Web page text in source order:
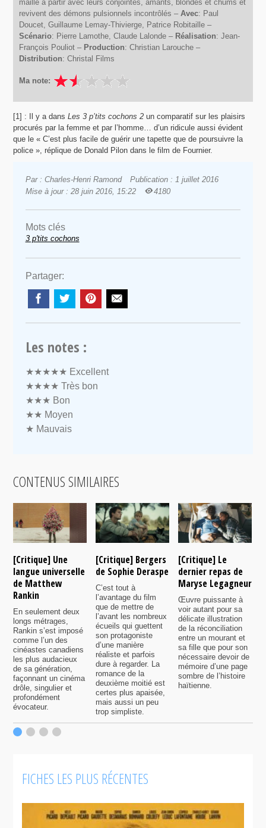
maille à partir avec leurs conjointes, amants, blondes et chums et
revivent des démons pulsionnels incontrôlés – Avec: Paul
Doucet, Guillaume Lemay-Thivierge, Patrice Robitaille –
Scénario: Pierre Lamothe, Claude Lalonde – Réalisation: Jean-
François Pouliot – Production: Christian Larouche –
Distribution: Christal Films
Ma note:
[1] : Il y a dansLes 3 p’tits cochons 2 un comparatif sur les plaisirs
procurés par la femme et par l’homme… d’un ridicule aussi évident
que le « C’est plus facile de guérir une tapette que de poursuivre la
police », réplique de Donald Pilon dans le film de Fournier.
Par : Charles-Henri Ramond
Publication : 1 juillet 2016
Mise à jour : 28 juin 2016, 15:22
4180
Mots clés
3 p'tits cochons
Partager:
Les notes :
★★★★★ Excellent
★★★★ Très bon
★★★ Bon
★★ Moyen
★ Mauvais
CONTENUS SIMILAIRES
[Critique] Une
langue universelle
de Matthew
Rankin
En seulement deux
longs métrages,
Rankin s’est imposé
comme l’un des
cinéastes canadiens
les plus audacieux
de sa génération,
façonnant un cinéma
drôle, singulier et
profondément
évocateur.
[Critique] Bergers
de Sophie Deraspe
C’est tout à
l’avantage du film
que de mettre de
l’avant les nombreux
écueils qui guettent
son protagoniste
d’une manière
réaliste et parfois
dure à regarder. La
romance de la
deuxième moitié est
certes plus apaisée,
mais aussi un peu
trop simpliste.
[Critique] Le
dernier repas de
Maryse Legagneur
Œuvre puissante à
voir autant pour sa
délicate illustration
de la réconciliation
entre un mourant et
sa fille que pour son
nécessaire devoir de
mémoire d’une page
sombre de l’histoire
haïtienne.
FICHES LES PLUS RÉCENTES